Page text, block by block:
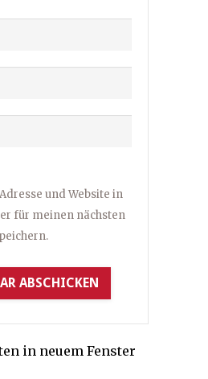
und Website in
für meinen nächsten
in neuem Fenster